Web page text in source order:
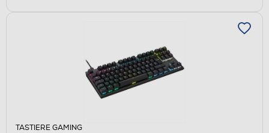
TASTIERE GAMING